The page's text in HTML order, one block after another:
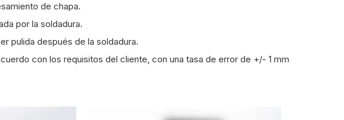
de chapa.
por la soldadura.
pulida después de la soldadura.
con los requisitos del cliente, con una tasa de error de +/- 1 mm